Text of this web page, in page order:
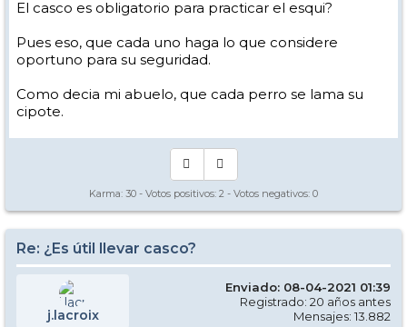
El casco es obligatorio para practicar el esqui?
Pues eso, que cada uno haga lo que considere
oportuno para su seguridad.
Como decia mi abuelo, que cada perro se lama su
cipote.
Karma: 30 - Votos positivos: 2 - Votos negativos: 0
Re: ¿Es útil llevar casco?
j.lacroix
Enviado: 08-04-2021 01:39
Registrado: 20 años antes
Mensajes: 13.882